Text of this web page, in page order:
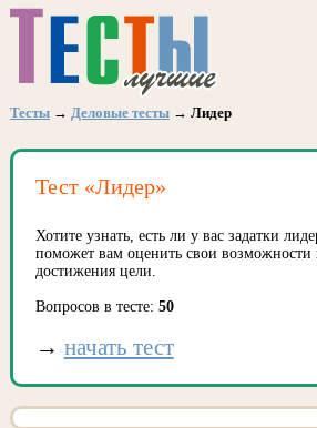
Тесты → Деловые тесты → Лидер
Тест «Лидер»
Хотите узнать, есть ли у вас задатки
поможет вам оценить свои возможности
достижения цели.
Вопросов в тесте: 50
→ начать тест